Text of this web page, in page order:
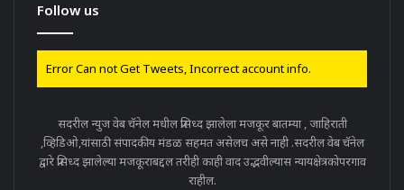
Follow us
Error Can not Get Tweets, Incorrect account info.
सदरील न्युज वेब चॅनेल मधील प्रसिध्द झालेला मजकूर बातम्या , जाहिराती
,व्हिडिओ,यांसाठी संपादकीय मंडळ सहमत असेलच असे नाही .सदरील वेब चॅनेल
द्वारे प्रसिध्द झालेल्या मजकूराबद्दल तरीही काही वाद उद्भवील्यास न्यायक्षेत्रकोपरगाव
राहील.